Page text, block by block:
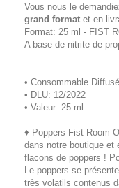
Vous nous le
grand format et en
Format: 25 ml - FIST
A base de nitrite de
• Consommable
• DLU: 12/2022
• Valeur: 25 ml
♦ Poppers Fist Room
dans notre boutique et
flacons de poppers !
Le poppers se
très volatils contenus